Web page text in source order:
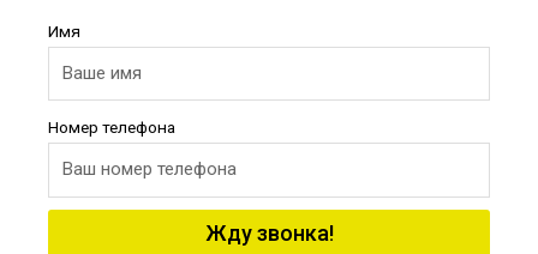
Имя
Номер телефона
Жду звонка!